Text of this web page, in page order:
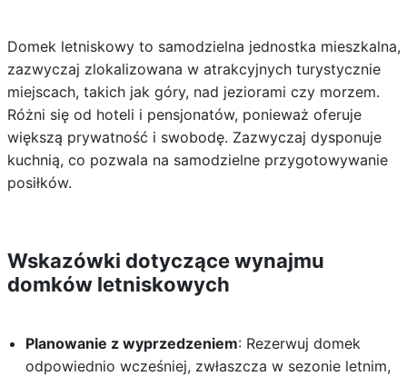
Domek letniskowy to samodzielna jednostka mieszkalna,
zazwyczaj zlokalizowana w atrakcyjnych turystycznie
miejscach, takich jak góry, nad jeziorami czy morzem.
Różni się od hoteli i pensjonatów, ponieważ oferuje
większą prywatność i swobodę. Zazwyczaj dysponuje
kuchnią, co pozwala na samodzielne przygotowywanie
posiłków.
Wskazówki dotyczące wynajmu
domków letniskowych
Planowanie z wyprzedzeniem: Rezerwuj domek
odpowiednio wcześniej, zwłaszcza w sezonie letnim,